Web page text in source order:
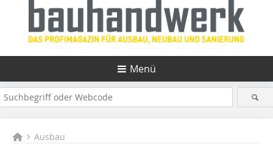
Menü
Ausbau